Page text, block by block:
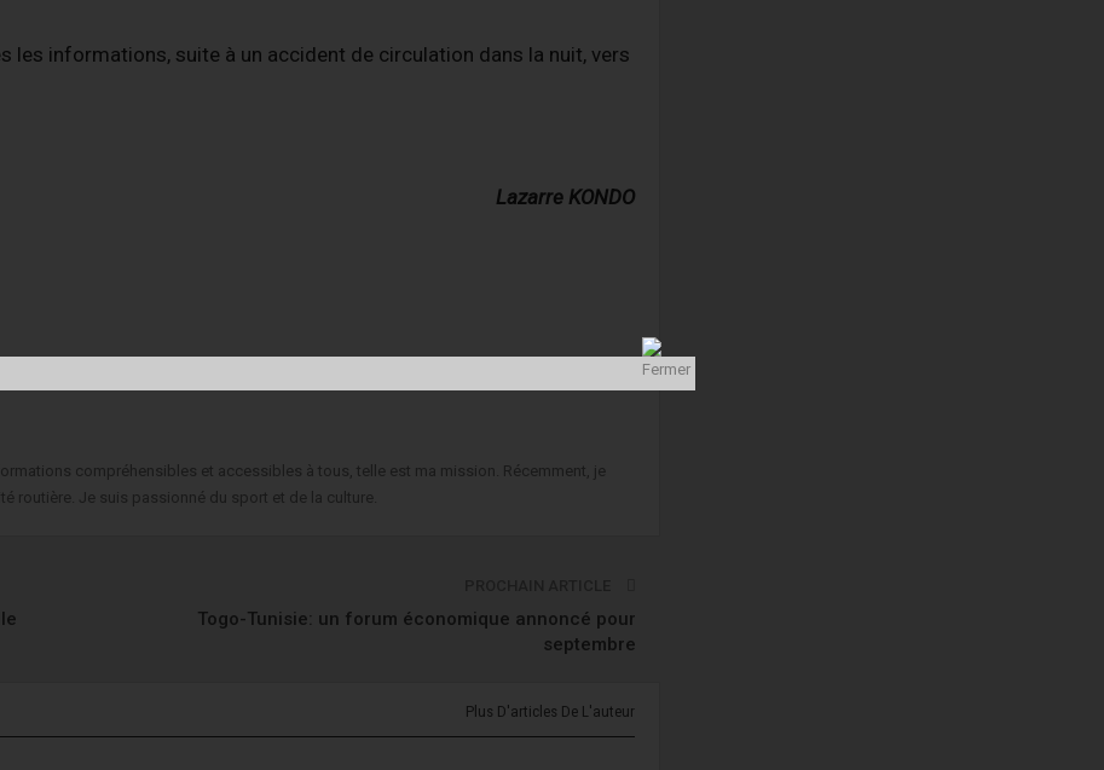
les informations, suite à un accident de circulation dans la nuit, vers
Lazarre KONDO
compréhensibles et accessibles à tous, telle est ma mission. Récemment, je
routière. Je suis passionné du sport et de la culture.
Togo-Tunisie: un forum économique annoncé pour
septembre
Plus D'articles De L'auteur